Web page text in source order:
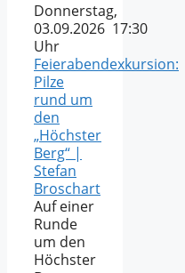
Donnerstag,
03.09.2026 17:30
Uhr
Feierabendexkursion:
Pilze
rund um
den
„Höchster
Berg“ |
Stefan
Broschart
Auf einer
Runde
um den
Höchster